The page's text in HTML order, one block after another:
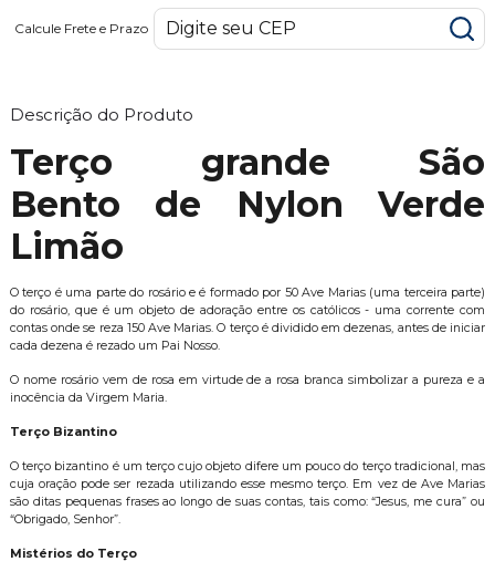
Calcule Frete e Prazo
Descrição do Produto
Terço grande São
Bento de Nylon Verde
Limão
O terço é uma parte do rosário e é formado por 50 Ave Marias (uma terceira parte)
do rosário, que é um objeto de adoração entre os católicos - uma corrente com
contas onde se reza 150 Ave Marias. O terço é dividido em dezenas, antes de iniciar
cada dezena é rezado um Pai Nosso.
O nome rosário vem de rosa em virtude de a rosa branca simbolizar a pureza e a
inocência da Virgem Maria.
Terço Bizantino
O terço bizantino é um terço cujo objeto difere um pouco do terço tradicional, mas
cuja oração pode ser rezada utilizando esse mesmo terço. Em vez de Ave Marias
são ditas pequenas frases ao longo de suas contas, tais como: “Jesus, me cura” ou
“Obrigado, Senhor”.
Mistérios do Terço